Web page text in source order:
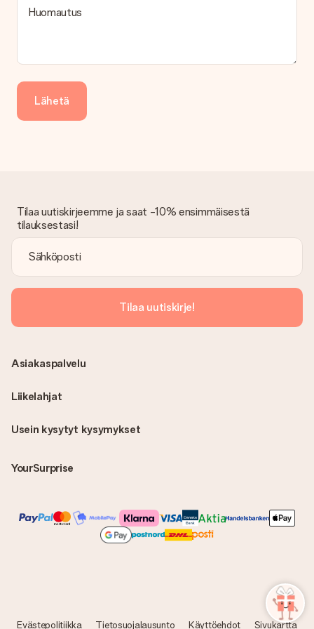
Tarjoamme seuraavat maksutavat: iDeal, Paypal, luottokortti,
Saapunut lahja
Entä jos lahja ei ole täysin mieleeni?
Olemme syvästi pahoillamme, että lahjasi ei ole sinun mielesi
Tämä tarkoittaa sitä, että lahja toimitetaan suoraan
vastaanottajalle, mikä tekee siitä todellisen yllätyksen!
Huomautus
Lähetä
Tilaa uutiskirjeemme ja saat -10% ensimmäisestä
tilauksestasi!
Tilaa uutiskirje!
Usein kysytyt kysymykset
YourSurprise
Asiakaspalvelu
Liikelahjat
Evästepolitiikka Tietosuojalausunto Käyttöehdot Sivukartta